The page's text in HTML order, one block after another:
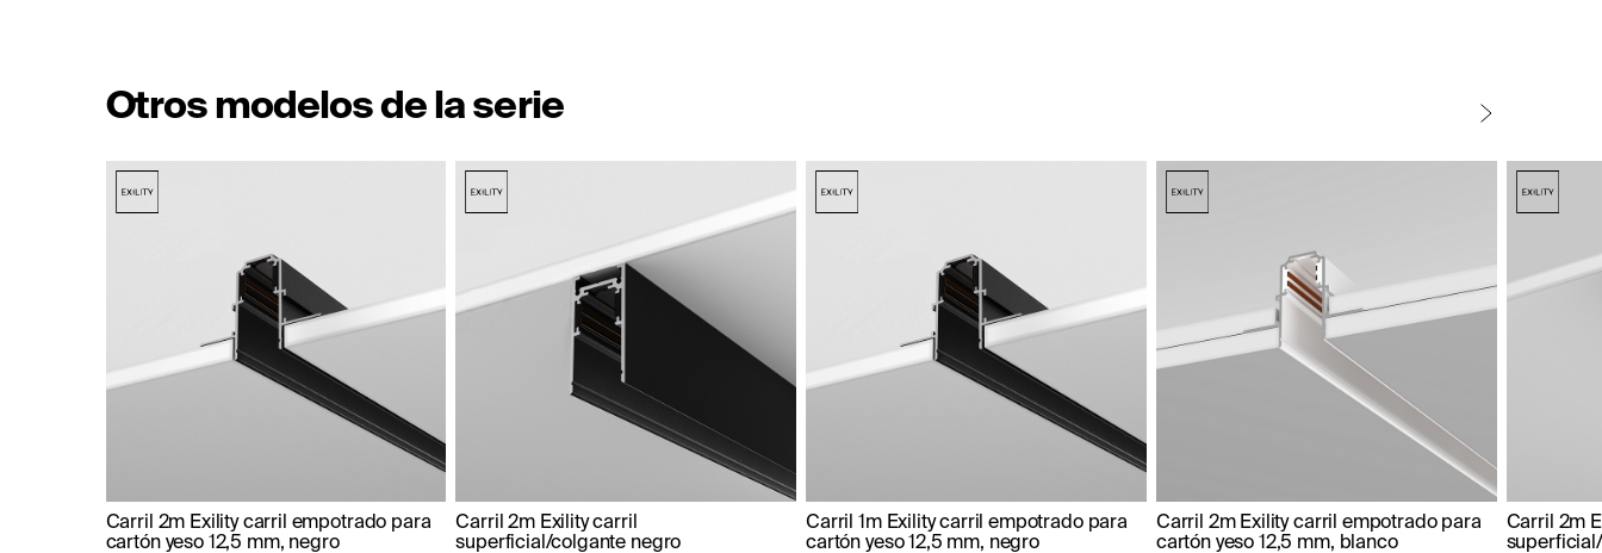
Otros modelos de la serie
Carril 2m Exility carril empotrado para
cartón yeso 12,5 mm, negro
Carril 2m Exility carril
superficial/colgante negro
Carril 1m Exility carril empotrado para
cartón yeso 12,5 mm, negro
Carril 2m Exility carril empotrado para
cartón yeso 12,5 mm, blanco
Carril 2m